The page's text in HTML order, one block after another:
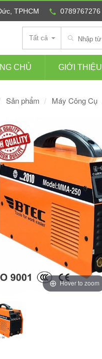
TPHCM 0789767276
Tất cả
CHỦ GIỚI THIỆU
Sản phẩm Máy Công Cụ
Hover to zoom